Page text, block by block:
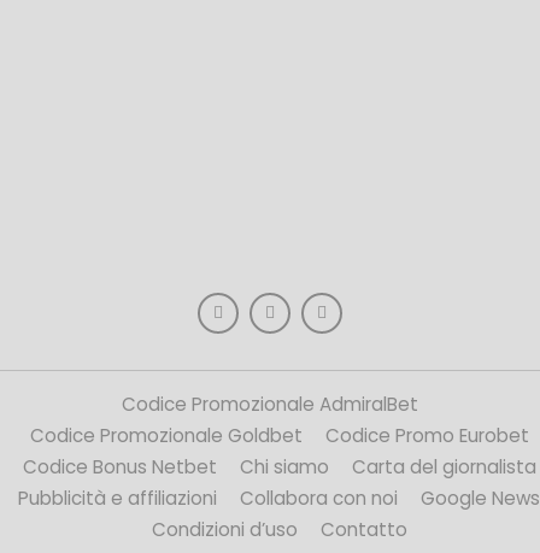
Codice Promozionale AdmiralBet
Codice Promozionale Goldbet
Codice Promo Eurobet
Codice Bonus Netbet
Chi siamo
Carta del giornalista
Pubblicità e affiliazioni
Collabora con noi
Google News
Condizioni d’uso
Contatto